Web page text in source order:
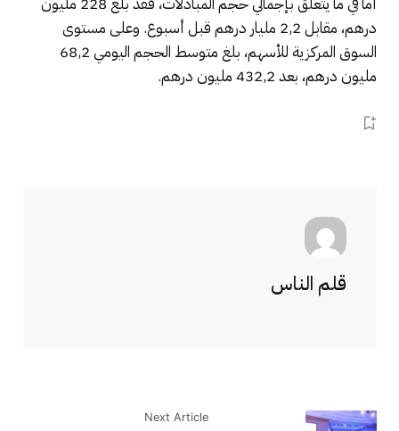
درهم، مقابل 2,2 مليار درهم قبل أسبوع. وعلى مستوى
السوق المركزية للأسهم، بلغ متوسط الحجم اليومي 68,2
مليون درهم، بعد 432,2 مليون درهم.
قلم الناس
Next Article